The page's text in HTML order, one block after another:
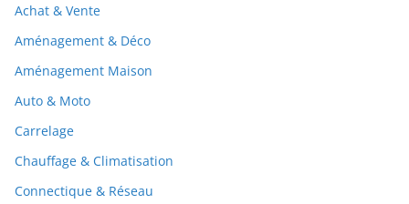
Achat & Vente
Aménagement & Déco
Aménagement Maison
Auto & Moto
Carrelage
Chauffage & Climatisation
Connectique & Réseau